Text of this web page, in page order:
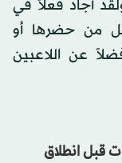
أجاد فعلاً في
من حضرها أو
عن اللاعبين
قبل انطلاق